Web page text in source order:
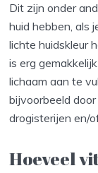
Dit zijn onder
huid hebben, als
lichte huidskleur
is erg
lichaam aan te
bijvoorbeeld
drogisterijen en/
Hoeveel